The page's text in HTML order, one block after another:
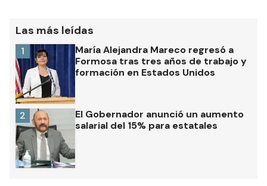
Las más leídas
María Alejandra Mareco regresó a
Formosa tras tres años de trabajo y
formación en Estados Unidos
1
El Gobernador anunció un aumento
salarial del 15% para estatales
2